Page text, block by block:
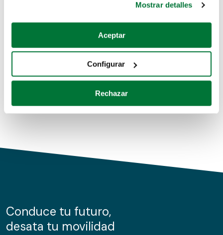
Si lo permite, también quisiéramos:
Recopilar información sobre su ubicación geográfica
Identificar su dispositivo analizándolo activamente
para buscar características específicas (huellas
Obtenga más información sobre cómo se procesan sus
de cookies.
información sobre el uso que haga del sitio web con
nuestros partners de redes sociales, publicidad y análisis
Mostrar detalles
Aceptar
Configurar
Rechazar
Coches de segunda mano
Coches de km0
Conduce tu futuro,
desata tu movilidad